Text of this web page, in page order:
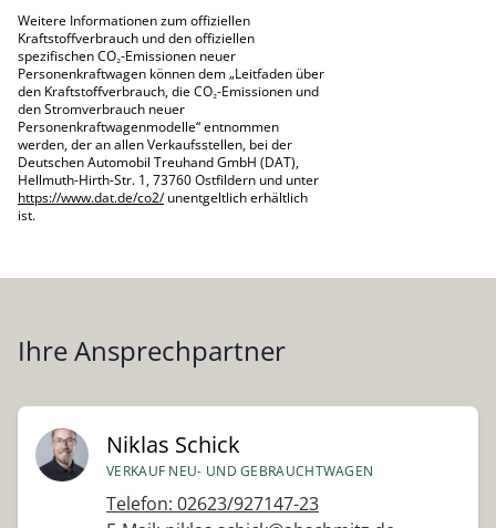
Weitere Informationen zum offiziellen
Kraftstoffverbrauch und den offiziellen
spezifischen CO₂-Emissionen neuer
Personenkraftwagen können dem „Leitfaden über
den Kraftstoffverbrauch, die CO₂-Emissionen und
den Stromverbrauch neuer
Personenkraftwagenmodelle“ entnommen
werden, der an allen Verkaufsstellen, bei der
Deutschen Automobil Treuhand GmbH (DAT),
Hellmuth-Hirth-Str. 1, 73760 Ostfildern und unter
https://www.dat.de/co2/unentgeltlich erhältlich
ist.
Ihre Ansprechpartner
Niklas Schick
VERKAUF NEU- UND GEBRAUCHTWAGEN
Telefon: 02623/927147-23